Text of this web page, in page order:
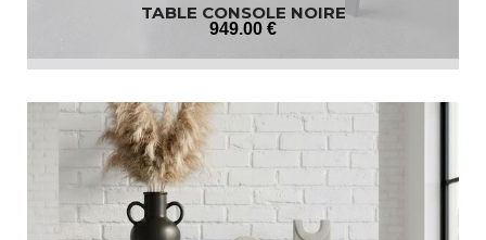
TABLE CONSOLE NOIRE
949.00 €